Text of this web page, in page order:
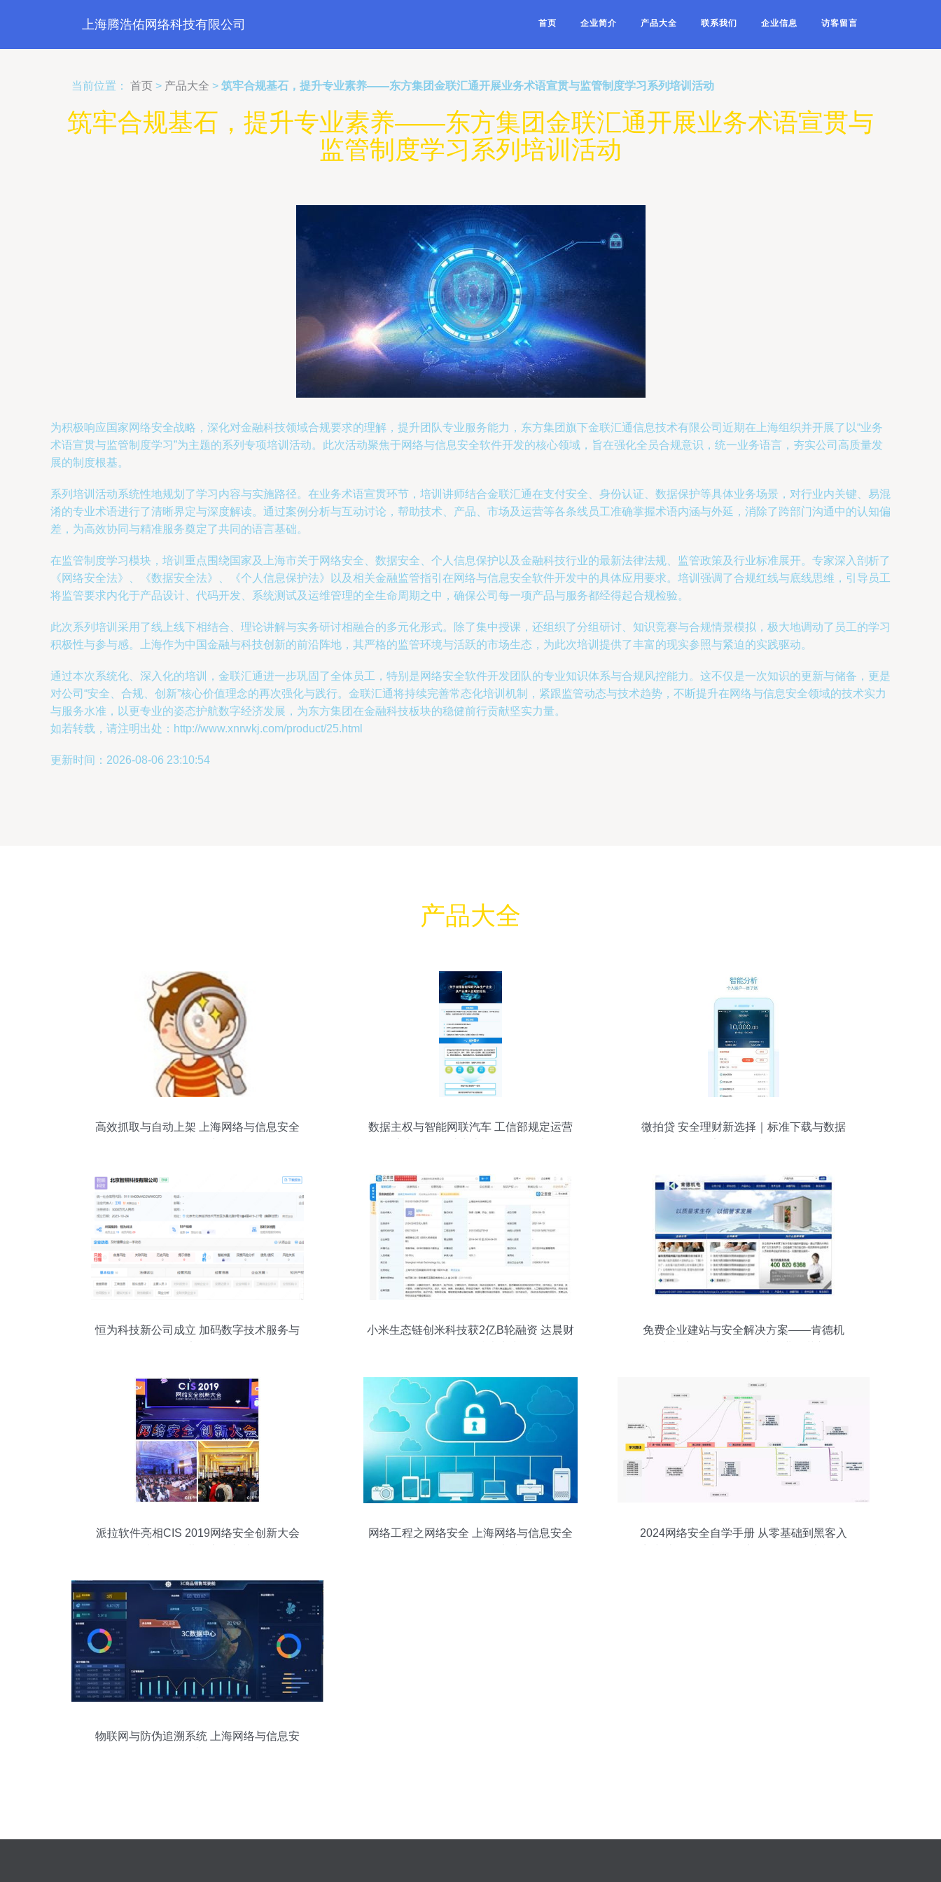
上海腾浩佑网络科技有限公司 首页 企业简介 产品大全 联系我们 企业信息 访客留言
当前位置： 首页 > 产品大全 > 筑牢合规基石，提升专业素养——东方集团金联汇通开展业务术语宣贯与监管制度学习系列培训活动
筑牢合规基石，提升专业素养——东方集团金联汇通开展业务术语宣贯与
监管制度学习系列培训活动
为积极响应国家网络安全战略，深化对金融科技领域合规要求的理解，提升团队专业服务能力，东方集团旗下金联汇通信息技术有限公司近期在上海组织并开展了以“业务
术语宣贯与监管制度学习”为主题的系列专项培训活动。此次活动聚焦于网络与信息安全软件开发的核心领域，旨在强化全员合规意识，统一业务语言，夯实公司高质量发
展的制度根基。
系列培训活动系统性地规划了学习内容与实施路径。在业务术语宣贯环节，培训讲师结合金联汇通在支付安全、身份认证、数据保护等具体业务场景，对行业内关键、易混
淆的专业术语进行了清晰界定与深度解读。通过案例分析与互动讨论，帮助技术、产品、市场及运营等各条线员工准确掌握术语内涵与外延，消除了跨部门沟通中的认知偏
差，为高效协同与精准服务奠定了共同的语言基础。
在监管制度学习模块，培训重点围绕国家及上海市关于网络安全、数据安全、个人信息保护以及金融科技行业的最新法律法规、监管政策及行业标准展开。专家深入剖析了
《网络安全法》、《数据安全法》、《个人信息保护法》以及相关金融监管指引在网络与信息安全软件开发中的具体应用要求。培训强调了合规红线与底线思维，引导员工
将监管要求内化于产品设计、代码开发、系统测试及运维管理的全生命周期之中，确保公司每一项产品与服务都经得起合规检验。
此次系列培训采用了线上线下相结合、理论讲解与实务研讨相融合的多元化形式。除了集中授课，还组织了分组研讨、知识竞赛与合规情景模拟，极大地调动了员工的学习
积极性与参与感。上海作为中国金融与科技创新的前沿阵地，其严格的监管环境与活跃的市场生态，为此次培训提供了丰富的现实参照与紧迫的实践驱动。
通过本次系统化、深入化的培训，金联汇通进一步巩固了全体员工，特别是网络安全软件开发团队的专业知识体系与合规风控能力。这不仅是一次知识的更新与储备，更是
对公司“安全、合规、创新”核心价值理念的再次强化与践行。金联汇通将持续完善常态化培训机制，紧跟监管动态与技术趋势，不断提升在网络与信息安全领域的技术实力
与服务水准，以更专业的姿态护航数字经济发展，为东方集团在金融科技板块的稳健前行贡献坚实力量。
如若转载，请注明出处：http://www.xnrwkj.com/product/25.html
更新时间：2026-08-06 23:10:54
产品大全
高效抓取与自动上架 上海网络与信息安全
数据主权与智能网联汽车 工信部规定运营
微拍贷 安全理财新选择｜标准下载与数据
恒为科技新公司成立 加码数字技术服务与
小米生态链创米科技获2亿B轮融资 达晨财
免费企业建站与安全解决方案——肯德机
派拉软件亮相CIS 2019网络安全创新大会
网络工程之网络安全 上海网络与信息安全
2024网络安全自学手册 从零基础到黑客入
物联网与防伪追溯系统 上海网络与信息安